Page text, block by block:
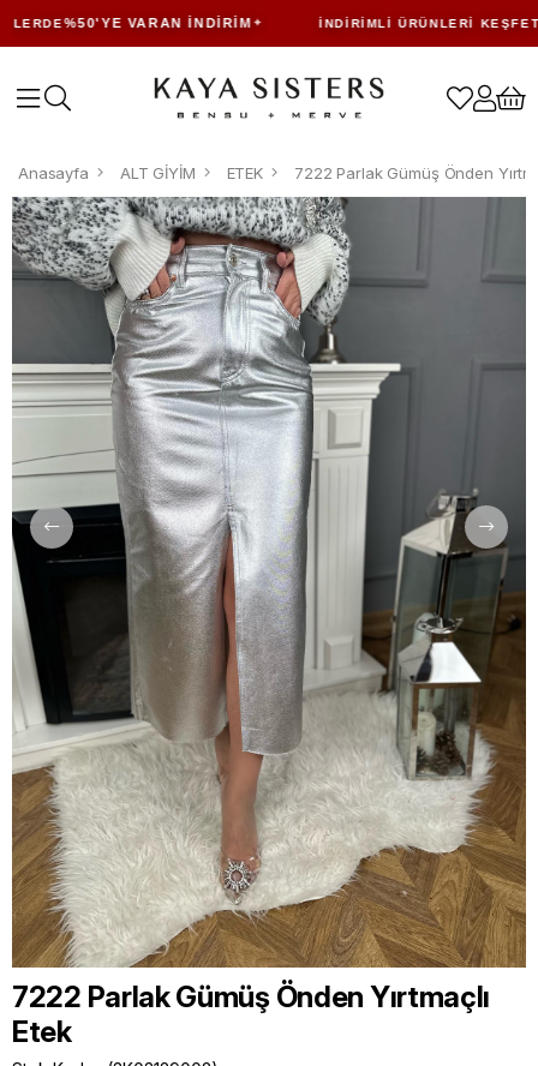
%50'YE VARAN İNDIRIM İNDIRIMLI ÜRÜNLERI KEŞFET
Anasayfa ALT GİYİM ETEK 7222 Parlak Gümüş Önden
7222 Parlak Gümüş Önden Yırtmaçlı
Etek